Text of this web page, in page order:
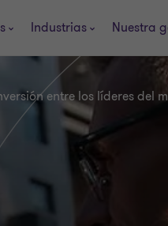
Industrias Nuestra
entre los líderes del